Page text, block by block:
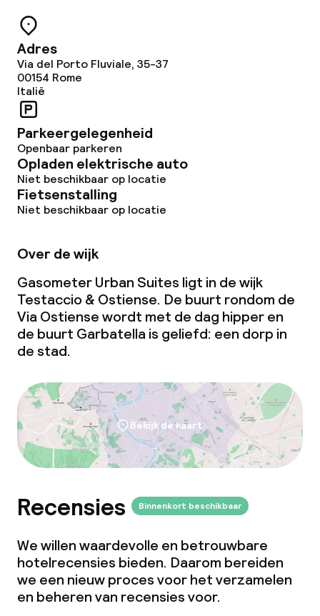
Adres
Via del Porto Fluviale, 35-37
00154 Rome
Italië
Parkeergelegenheid
Openbaar parkeren
Opladen elektrische auto
Niet beschikbaar op locatie
Fietsenstalling
Niet beschikbaar op locatie
Over de wijk
Gasometer Urban Suites ligt in de wijk
Testaccio & Ostiense. De buurt rondom de
Via Ostiense wordt met de dag hipper en
de buurt Garbatella is geliefd: een dorp in
de stad.
Bekijk de kaart
Recensies Binnenkort beschikbaar
We willen waardevolle en betrouwbare
hotelrecensies bieden. Daarom bereiden
we een nieuw proces voor het verzamelen
en beheren van recensies voor.